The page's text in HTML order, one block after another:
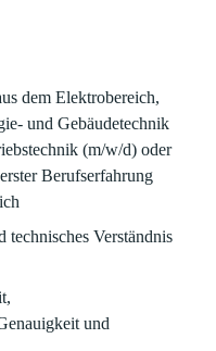
dem Elektrobereich,
und Gebäudetechnik
(m/w/d) oder
Berufserfahrung
Verständnis
und